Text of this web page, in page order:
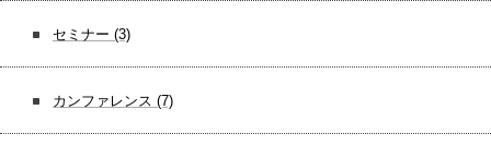
セミナー (3)
カンファレンス (7)